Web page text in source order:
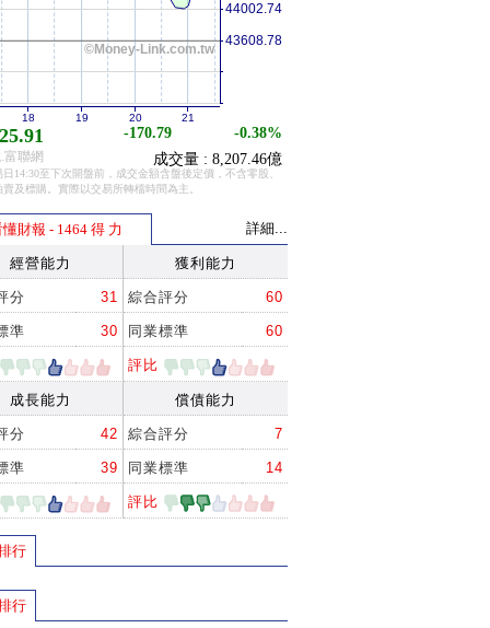
©Money-Link.com.tw
-170.79
-0.38%
成交量 : 8,207.46億
18 19 20 21
聯網
43608.78
44002.74
14:30至下次開盤前，成交金額含盤後定價，不含零股、
及標購。實際以交易所轉檔時間為主。
懂財報 - 1464 得 力 詳細...
經營能力 獲利能力
分 31 綜合評分 60
準 30 同業標準 60
評比
成長能力 償債能力
分 42 綜合評分 7
準 39 同業標準 14
評比
行
行